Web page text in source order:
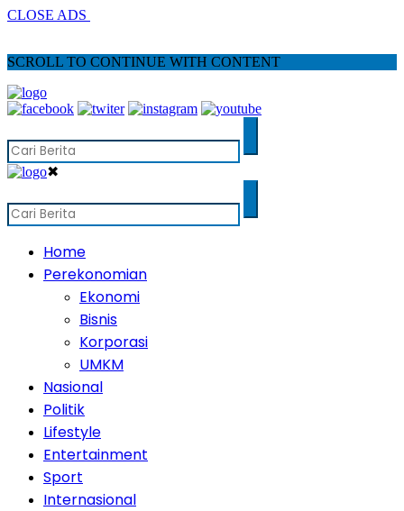
CLOSE ADS
SCROLL TO CONTINUE WITH CONTENT
✖
Home
Perekonomian
Ekonomi
Bisnis
Korporasi
UMKM
Nasional
Politik
Lifestyle
Entertainment
Sport
Internasional